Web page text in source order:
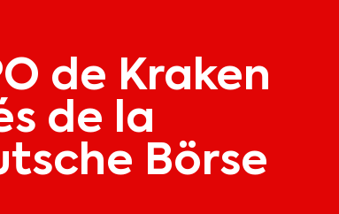
de Kraken
de la
Börse